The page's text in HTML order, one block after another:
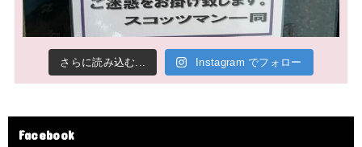
さらに読み込む... Instagram でフォロー
Facebook